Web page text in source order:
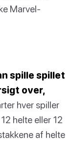
Marvel-
spille spillet
over,
hver spiller
helte eller 12
af helte